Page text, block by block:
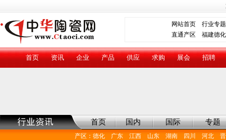
网站首页
行业专题
直通产区 福建德化
首页 资讯 企业 产品 供应 求购 展会 招聘
首页 国内 国际 专题
产区 ： 德化 广东 江西 山东 湖南 四川 河北